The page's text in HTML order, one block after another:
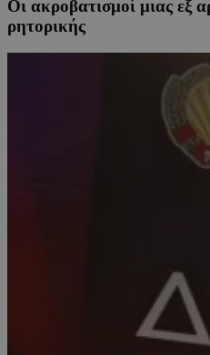
Οι ακροβατισμοί μιας εξ
ρητορικής